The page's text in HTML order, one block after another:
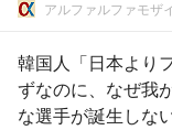
アルファルファモザ
韓国人「日本より
ずなのに、なぜ我
な選手が誕生しな